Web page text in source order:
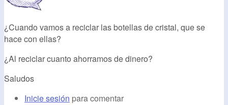
¿Cuando vamos a reciclar las botellas de cristal, que se
hace con ellas?
¿Al reciclar cuanto ahorramos de dinero?
Saludos
Inicie sesión para comentar